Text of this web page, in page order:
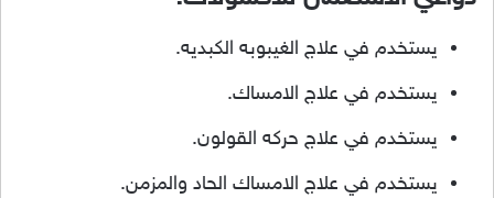
يستخدم في علاج الغيبوبه الكبديه.
يستخدم في علاج الامساك.
يستخدم في علاج حركه القولون.
يستخدم في علاج الامساك الحاد والمزمن.